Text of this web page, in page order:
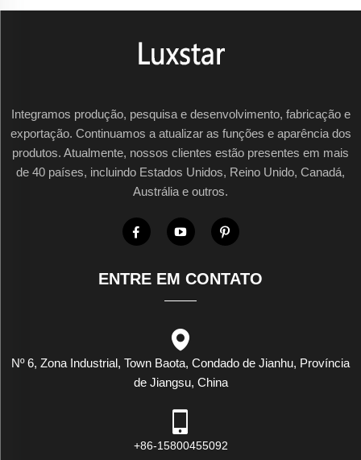
Integramos produção, pesquisa e desenvolvimento, fabricação e
exportação. Continuamos a atualizar as funções e aparência dos
produtos. Atualmente, nossos clientes estão presentes em mais
de 40 países, incluindo Estados Unidos, Reino Unido, Canadá,
Austrália e outros.
ENTRE EM CONTATO
Nº 6, Zona Industrial, Town Baota, Condado de Jianhu, Província
de Jiangsu, China
+86-15800455092